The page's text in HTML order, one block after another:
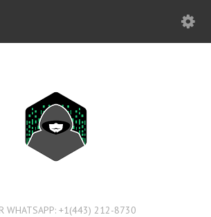
WHATSAPP: +1(443) 212-8730